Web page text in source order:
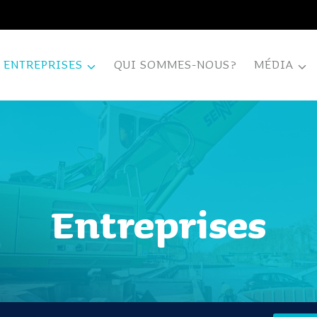
ENTREPRISES QUI SOMMES-NOUS? MÉDIA
Entreprises